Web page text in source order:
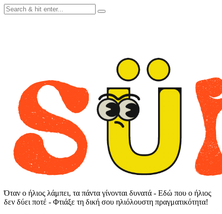
Skip
to
Όταν ο ήλιος λάμπει, τα πάντα γίνονται δυνατά - Εδώ που ο ήλιος
δεν δύει ποτέ - Φτιάξε τη δική σου ηλιόλουστη πραγματικότητα!